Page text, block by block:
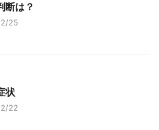
断は？
25
状
22